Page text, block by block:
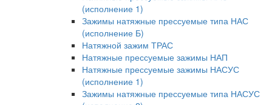
(исполнение 1)
Зажимы натяжные прессуемые типа НАС
(исполнение Б)
Натяжной зажим ТРАС
Натяжные прессуемые зажимы НАП
Натяжные прессуемые зажимы НАСУС
(исполнение 1)
Зажимы натяжные прессуемые типа НАСУС